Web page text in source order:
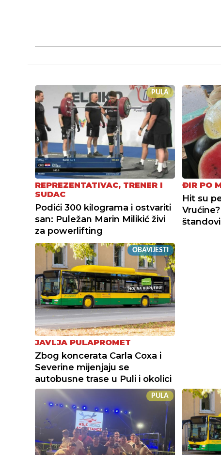
PULA
REPREZENTATIVAC, TRENER I
SUDAC
Podići 300 kilograma i ostvariti
san: Puležan Marin Milikić živi
za powerlifting
ĐIR PO
Hit su
OBAVIJESTI
JAVLJA PULAPROMET
Zbog koncerata Carla Coxa i
Severine mijenjaju se
autobusne trase u Puli i okolici
PULA